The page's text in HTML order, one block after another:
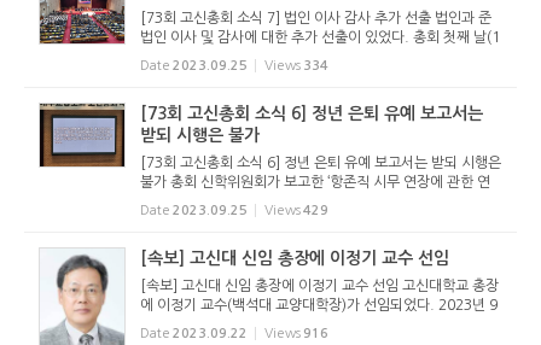
[73회 고신총회 소식 7] 법인 이사 감사 추가 선출 법인과 준
법인 이사 및 감사에 대한 추가 선출이 있었다. 총회 첫째 날(1
9일) 오후 총회 임원을 비롯한 법인과 준법인의 이사 감사 선
출이 있었다. 하지만, 입후보자가 부족하여 추가 모집을 하였
Date 2023.09.25 Views 334
[73회 고신총회 소식 6] 정년 은퇴 유예 보고서는
받되 시행은 불가
[73회 고신총회 소식 6] 정년 은퇴 유예 보고서는 받되 시행은
불가 총회 신학위원회가 보고한 ‘항존직 시무 연장에 관한 연
구’ 보고서는 받되, 실제 시행은 헌법에 반하는 사항으로 허락
하지 않기로 했다. 총회 첫날(9월 19일) 저녁 유안건 보고...
Date 2023.09.25 Views429
[속보] 고신대 신임 총장에 이정기 교수 선임
[속보] 고신대 신임 총장에 이정기 교수 선임 고신대학교 총장
에 이정기 교수(백석대 교양대학장)가 선임되었다. 2023년 9
월 21일(목) 저녁 7시 고려신학대학원에서 열린 학교법인 고
Date 2023.09.22 Views 916